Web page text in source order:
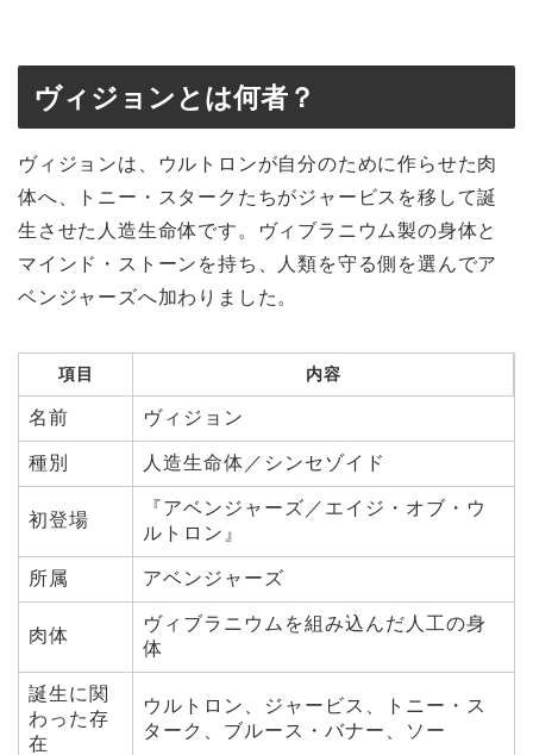
ヴィジョンとは何者？
ヴィジョンは、ウルトロンが自分のために作らせた肉
体へ、トニー・スタークたちがジャービスを移して誕
生させた人造生命体です。ヴィブラニウム製の身体と
マインド・ストーンを持ち、人類を守る側を選んでア
ベンジャーズへ加わりました。
項目 内容
名前 ヴィジョン
種別 人造生命体／シンセゾイド
初登場
『アベンジャーズ／エイジ・オブ・ウ
ルトロン』
所属 アベンジャーズ
肉体
ヴィブラニウムを組み込んだ人工の身
体
誕生に関
わった存
在
ウルトロン、ジャービス、トニー・ス
ターク、ブルース・バナー、ソー